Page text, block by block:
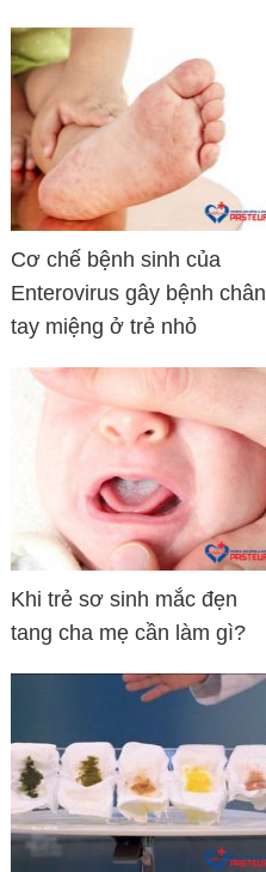
Cơ chế bệnh sinh của
Enterovirus gây bệnh chân
tay miệng ở trẻ nhỏ
Khi trẻ sơ sinh mắc đẹn
tang cha mẹ cần làm gì?